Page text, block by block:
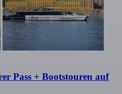
Pass + Bootstouren auf